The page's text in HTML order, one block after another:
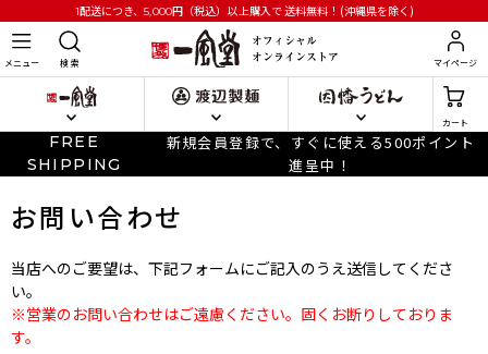
1配送につき、5,000円 （税込）以上購入で送料無料！(沖縄県を除く)
メニュー 検 索 マイページ
カート
FREE
SHIPPING
新規会員登録で、すぐに使える500ポイント
進呈中！
お問い合わせ
当店へのご要望は、下記フォームにご記入のうえ送信してくださ
い。
※営業のお問い合わせはご遠慮ください。固くお断りしておりま
す。